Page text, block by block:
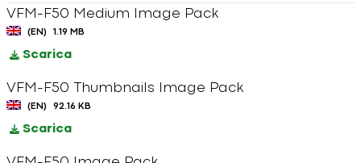
VFM-F50 Medium Image Pack
(EN) 1.19 MB
Scarica
VFM-F50 Thumbnails Image Pack
(EN) 92.16 KB
Scarica